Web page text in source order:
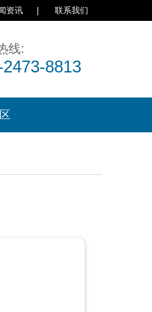
资讯 联系我们
线:
2473-8813